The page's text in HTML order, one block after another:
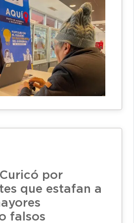
por
que estafan a
falsos